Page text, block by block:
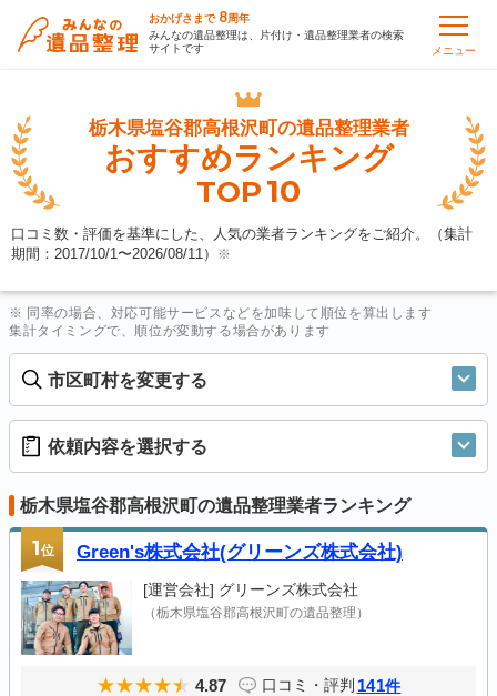
おかげさまで 8周年
みんなの遺品整理は、片付け・遺品整理業者の検索
サイトです
メニュー
栃木県塩谷郡高根沢町の遺品整理業者
おすすめランキング
TOP10
口コミ数・評価を基準にした、人気の業者ランキングをご紹介。（集計
期間：2017/10/1〜2026/08/11） ※
※ 同率の場合、対応可能サービスなどを加味して順位を算出します
集計タイミングで、順位が変動する場合があります
市区町村を変更する
依頼内容を選択する
栃木県塩谷郡高根沢町の遺品整理業者ランキング
1位 Green's株式会社(グリーンズ株式会社)
[運営会社] グリーンズ株式会社
（栃木県塩谷郡高根沢町の遺品整理）
4.87 口コミ・評判 141件